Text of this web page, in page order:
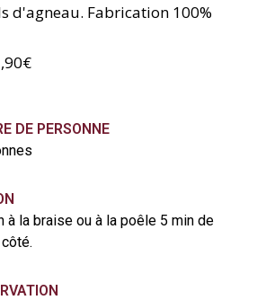
d'agneau. Fabrication 100%
DE PERSONNE
à la braise ou à la poêle 5 min de